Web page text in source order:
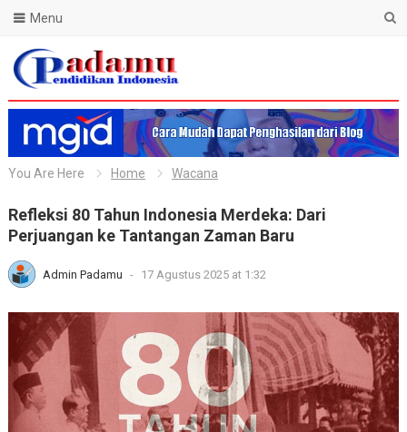
Blog Padamu
Menu
You Are Here Home Wacana
Refleksi 80 Tahun Indonesia Merdeka: Dari
Perjuangan ke Tantangan Zaman Baru
Admin Padamu - 17 Agustus 2025 at 1:32